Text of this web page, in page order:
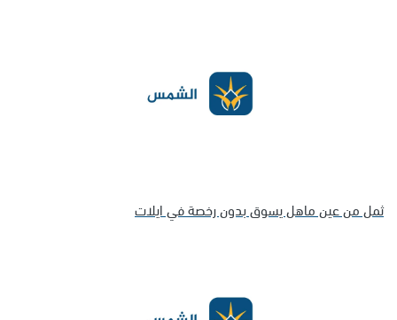
ثمل من عين ماهل يسوق بدون رخصة في ايلات